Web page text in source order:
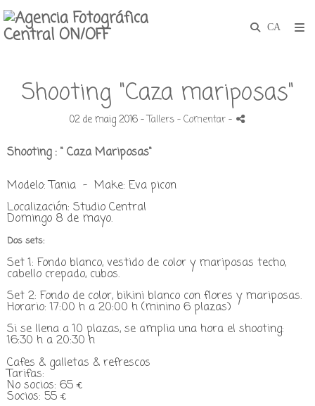
Shooting "Caza mariposas"
02 de maig 2016 -Tallers - Comentar-
Shooting : " Caza Mariposas"
Modelo: Tania - Make: Eva picon
Localización: Studio Central
Domingo 8 de mayo.
Dos sets:
Set 1: Fondo blanco, vestido de color y mariposas techo,
cabello crepado, cubos.
Set 2: Fondo de color, bikini blanco con flores y mariposas.
Horario: 17:00 h a 20:00 h (minino 6 plazas)
Si se llena a 10 plazas, se amplia una hora el shooting:
16:30 h a 20:30 h
Cafes & galletas & refrescos
Tarifas:
No socios: 65 €
Socios: 55 €